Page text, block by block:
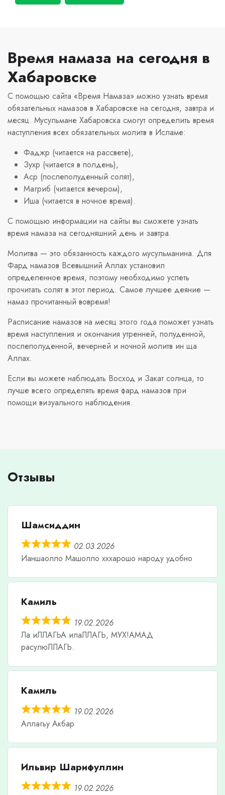
Время намаза на сегодня в
Хабаровске
С помощью сайта «Время Намаза» можно узнать время
обязательных намазов в Хабаровске на сегодня, завтра и
месяц. Мусульмане Хабаровска смогут определить время
наступления всех обязательных молитв в Исламе:
Фаджр (читается на рассвете),
Зухр (читается в полдень),
Аср (послеполуденный солят),
Магриб (читается вечером),
Иша (читается в ночное время).
С помощью информации на сайты вы сможете узнать
время намаза на сегодняшний день и завтра.
Молитва — это обязанность каждого мусульманина. Для
Фард намазов Всевышний Аллах установил
определенное время, поэтому необходимо успеть
прочитать солят в этот период. Самое лучшее деяние —
намаз прочитанный вовремя!
Расписание намазов на месяц этого года поможет узнать
время наступления и окончания утренней, полуденной,
послеполуденной, вечерней и ночной молитв ин ща
Аллах.
Если вы можете наблюдать Восход и Закат солнца, то
лучше всего определять время фард намазов при
помощи визуального наблюдения.
Отзывы
Шамсиддин
02.03.2026
Ианшаолло Машолло хххарошо народу удобно
Камиль
19.02.2026
Ла иЛЛАГЬА илаЛЛАГЬ, МУХ!АМАД
расулюЛЛАГЬ.
Камиль
19.02.2026
Аллагьу Акбар
Ильвир Шарифуллин
19.02.2026